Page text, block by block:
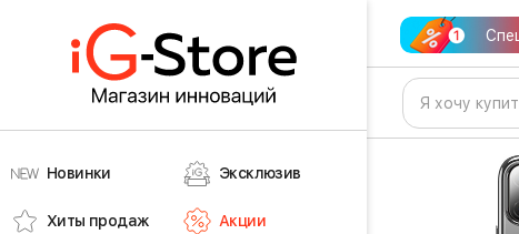
Новинки Эксклюзив
Хиты продаж Акции